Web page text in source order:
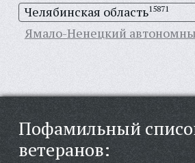
Челябинская область15871
Ямало-Ненецкий
Пофамильный
ветеранов: